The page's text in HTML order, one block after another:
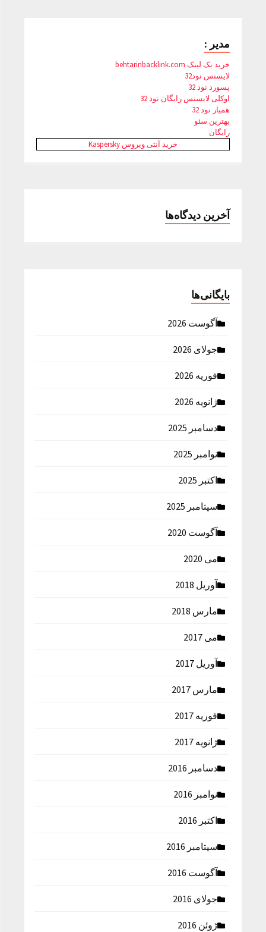
مدیر :
خرید بک لینک behtarinbacklink.com
لایسنس نود32
پسورد نود 32
اوکلی لایسنس رایگان نود 32
همیار نود 32
بهترین سئو
رایگان
خرید آنتی ویروس Kaspersky
آخرین دیدگاه‌ها
بایگانی‌ها
آگوست 2026
جولای 2026
فوریه 2026
ژانویه 2026
دسامبر 2025
نوامبر 2025
اکتبر 2025
سپتامبر 2025
آگوست 2020
می 2020
آوریل 2018
مارس 2018
می 2017
آوریل 2017
مارس 2017
فوریه 2017
ژانویه 2017
دسامبر 2016
نوامبر 2016
اکتبر 2016
سپتامبر 2016
آگوست 2016
جولای 2016
ژوئن 2016